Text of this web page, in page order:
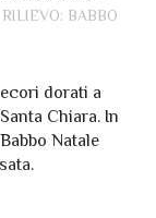
BABBO